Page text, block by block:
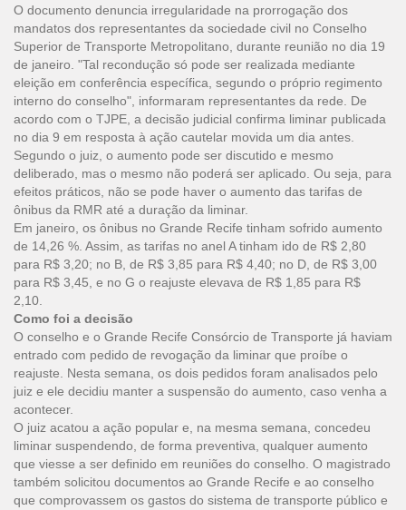
O documento denuncia irregularidade na prorrogação dos
mandatos dos representantes da sociedade civil no Conselho
Superior de Transporte Metropolitano, durante reunião no dia 19
de janeiro. "Tal recondução só pode ser realizada mediante
eleição em conferência específica, segundo o próprio regimento
interno do conselho", informaram representantes da rede. De
acordo com o TJPE, a decisão judicial confirma liminar publicada
no dia 9 em resposta à ação cautelar movida um dia antes.
Segundo o juiz, o aumento pode ser discutido e mesmo
deliberado, mas o mesmo não poderá ser aplicado. Ou seja, para
efeitos práticos, não se pode haver o aumento das tarifas de
ônibus da RMR até a duração da liminar.
Em janeiro, os ônibus no Grande Recife tinham sofrido aumento
de 14,26 %. Assim, as tarifas no anel A tinham ido de R$ 2,80
para R$ 3,20; no B, de R$ 3,85 para R$ 4,40; no D, de R$ 3,00
para R$ 3,45, e no G o reajuste elevava de R$ 1,85 para R$
2,10.
Como foi a decisão
O conselho e o Grande Recife Consórcio de Transporte já haviam
entrado com pedido de revogação da liminar que proíbe o
reajuste. Nesta semana, os dois pedidos foram analisados pelo
juiz e ele decidiu manter a suspensão do aumento, caso venha a
acontecer.
O juiz acatou a ação popular e, na mesma semana, concedeu
liminar suspendendo, de forma preventiva, qualquer aumento
que viesse a ser definido em reuniões do conselho. O magistrado
também solicitou documentos ao Grande Recife e ao conselho
que comprovassem os gastos do sistema de transporte público e